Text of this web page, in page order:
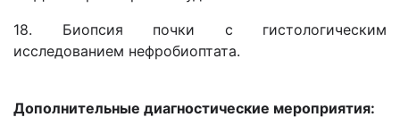
18. Биопсия почки с гистологическим
исследованием нефробиоптата.
Дополнительные диагностические мероприятия: